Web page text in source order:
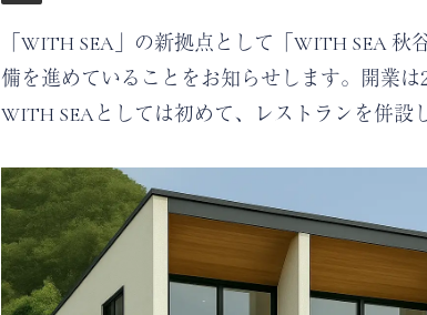
「WITH SEA」の新拠点として「WITH SEA
備を進めていることをお知らせします。開業
WITH SEAとしては初めて、レストランを併設